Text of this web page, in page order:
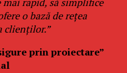
o bază de rețea
clienților.”
prin proiectare”